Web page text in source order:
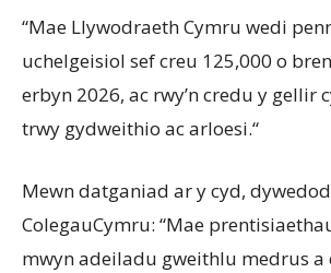
“Mae Llywodraeth Cymru wedi
uchelgeisiol sef creu 125,000 o
erbyn 2026, ac rwy’n credu y gellir
trwy gydweithio ac arloesi.“
Mewn datganiad ar y cyd,
ColegauCymru: “Mae
mwyn adeiladu gweithlu medrus a